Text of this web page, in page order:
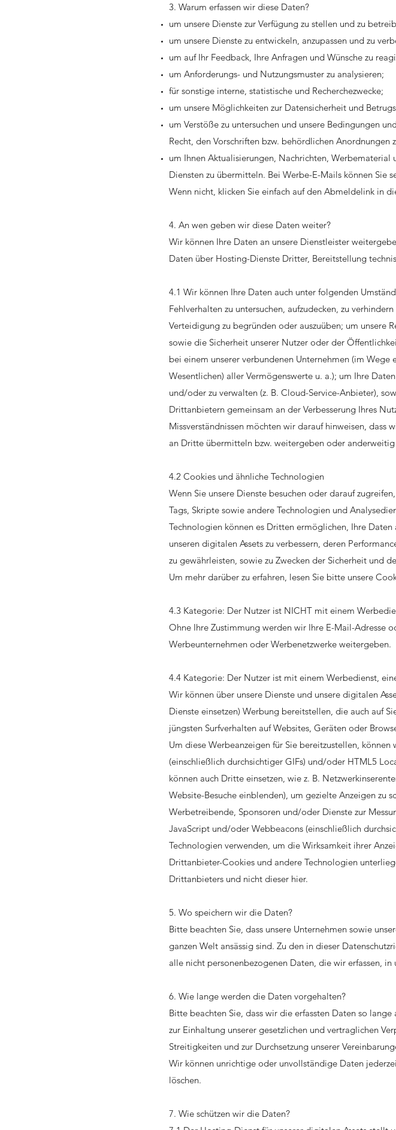
3. Warum erfassen wir diese Daten?
um unsere Dienste zur Verfügung zu stellen und zu
um unsere Dienste zu entwickeln, anzupassen und zu
um auf Ihr Feedback, Ihre Anfragen und Wünsche zu
um Anforderungs- und Nutzungsmuster zu analysieren;
für sonstige interne, statistische und Recherchezwecke;
um unsere Möglichkeiten zur Datensicherheit und
um Verstöße zu untersuchen und unsere Bedingungen
Recht, den Vorschriften bzw. behördlichen Anordnungen
um Ihnen Aktualisierungen, Nachrichten,
Diensten zu übermitteln. Bei Werbe-E-Mails können Sie
Wenn nicht, klicken Sie einfach auf den Abmeldelink in
4. An wen geben wir diese Daten weiter?
Wir können Ihre Daten an unsere Dienstleister
Daten über Hosting-Dienste Dritter, Bereitstellung
4.1 Wir können Ihre Daten auch unter folgenden
Fehlverhalten zu untersuchen, aufzudecken, zu
Verteidigung zu begründen oder auszuüben; um unsere
sowie die Sicherheit unserer Nutzer oder der
bei einem unserer verbundenen Unternehmen (im Wege
Wesentlichen) aller Vermögenswerte u. a.); um Ihre
und/oder zu verwalten (z. B. Cloud-Service-Anbieter),
Drittanbietern gemeinsam an der Verbesserung Ihres
Missverständnissen möchten wir darauf hinweisen, dass
an Dritte übermitteln bzw. weitergeben oder anderweitig
4.2 Cookies und ähnliche Technologien
Wenn Sie unsere Dienste besuchen oder darauf
Tags, Skripte sowie andere Technologien und
Technologien können es Dritten ermöglichen, Ihre
unseren digitalen Assets zu verbessern, deren
zu gewährleisten, sowie zu Zwecken der Sicherheit und
Um mehr darüber zu erfahren, lesen Sie bitte unsere
4.3 Kategorie: Der Nutzer ist NICHT mit einem
Ohne Ihre Zustimmung werden wir Ihre E-Mail-Adresse
Werbeunternehmen oder Werbenetzwerke weitergeben.
4.4 Kategorie: Der Nutzer ist mit einem Werbedienst,
Wir können über unsere Dienste und unsere digitalen
Dienste einsetzen) Werbung bereitstellen, die auch auf
jüngsten Surfverhalten auf Websites, Geräten oder
Um diese Werbeanzeigen für Sie bereitzustellen,
(einschließlich durchsichtiger GIFs) und/oder HTML5
können auch Dritte einsetzen, wie z. B.
Website-Besuche einblenden), um gezielte Anzeigen zu
Werbetreibende, Sponsoren und/oder Dienste zur
JavaScript und/oder Webbeacons (einschließlich
Technologien verwenden, um die Wirksamkeit ihrer
Drittanbieter-Cookies und andere Technologien
Drittanbieters und nicht dieser hier.
5. Wo speichern wir die Daten?
Bitte beachten Sie, dass unsere Unternehmen sowie
ganzen Welt ansässig sind. Zu den in dieser
alle nicht personenbezogenen Daten, die wir erfassen,
6. Wie lange werden die Daten vorgehalten?
Bitte beachten Sie, dass wir die erfassten Daten so
zur Einhaltung unserer gesetzlichen und vertraglichen
Streitigkeiten und zur Durchsetzung unserer
Wir können unrichtige oder unvollständige Daten
löschen.
7. Wie schützen wir die Daten?